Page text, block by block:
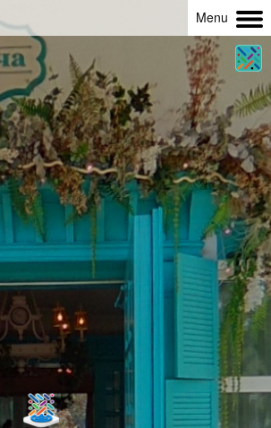
Menu